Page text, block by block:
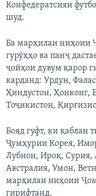
Конфедератсияи
шуд.
Ба марҳилаи ниҳоии
гурӯҳҳо ва панҷ
ҷойҳои дувум қарор
карданд: Урдун,
Ҳиндустон, Ҳонконг,
Тоҷикистон,
Бояд гуфт, ки қаблан
Ҷумҳурии Корея,
Лубнон, Ироқ, Сурия,
Австралия, Умон,
марҳилаи ниҳоии
гирифтанд.